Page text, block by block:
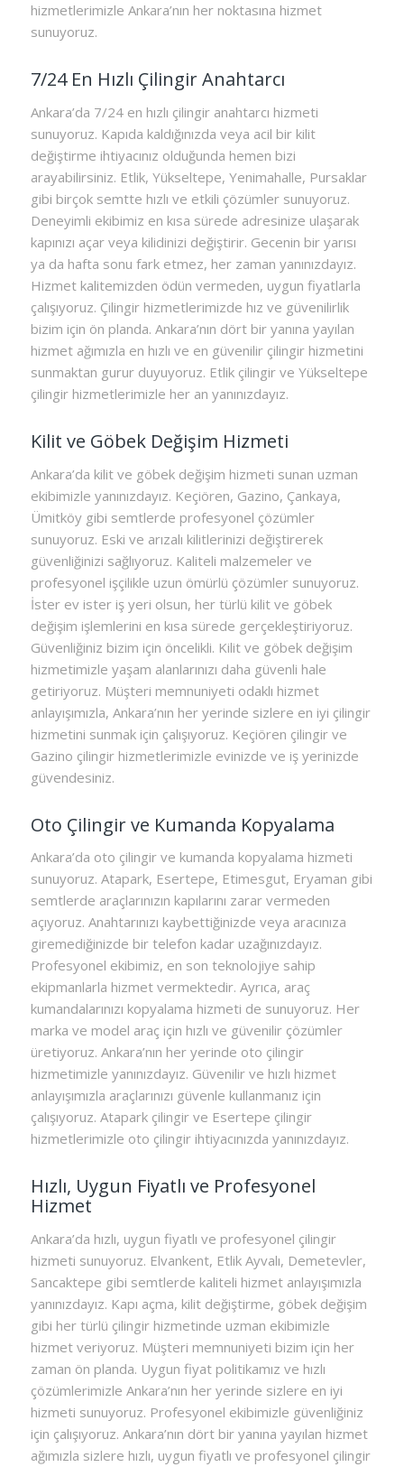
hizmetlerimizle Ankara’nın her noktasına hizmet
sunuyoruz.
7/24 En Hızlı Çilingir Anahtarcı
Ankara’da 7/24 en hızlı çilingir anahtarcı hizmeti
sunuyoruz. Kapıda kaldığınızda veya acil bir kilit
değiştirme ihtiyacınız olduğunda hemen bizi
arayabilirsiniz. Etlik, Yükseltepe, Yenimahalle, Pursaklar
gibi birçok semtte hızlı ve etkili çözümler sunuyoruz.
Deneyimli ekibimiz en kısa sürede adresinize ulaşarak
kapınızı açar veya kilidinizi değiştirir. Gecenin bir yarısı
ya da hafta sonu fark etmez, her zaman yanınızdayız.
Hizmet kalitemizden ödün vermeden, uygun fiyatlarla
çalışıyoruz. Çilingir hizmetlerimizde hız ve güvenilirlik
bizim için ön planda. Ankara’nın dört bir yanına yayılan
hizmet ağımızla en hızlı ve en güvenilir çilingir hizmetini
sunmaktan gurur duyuyoruz. Etlik çilingir ve Yükseltepe
çilingir hizmetlerimizle her an yanınızdayız.
Kilit ve Göbek Değişim Hizmeti
Ankara’da kilit ve göbek değişim hizmeti sunan uzman
ekibimizle yanınızdayız. Keçiören, Gazino, Çankaya,
Ümitköy gibi semtlerde profesyonel çözümler
sunuyoruz. Eski ve arızalı kilitlerinizi değiştirerek
güvenliğinizi sağlıyoruz. Kaliteli malzemeler ve
profesyonel işçilikle uzun ömürlü çözümler sunuyoruz.
İster ev ister iş yeri olsun, her türlü kilit ve göbek
değişim işlemlerini en kısa sürede gerçekleştiriyoruz.
Güvenliğiniz bizim için öncelikli. Kilit ve göbek değişim
hizmetimizle yaşam alanlarınızı daha güvenli hale
getiriyoruz. Müşteri memnuniyeti odaklı hizmet
anlayışımızla, Ankara’nın her yerinde sizlere en iyi çilingir
hizmetini sunmak için çalışıyoruz. Keçiören çilingir ve
Gazino çilingir hizmetlerimizle evinizde ve iş yerinizde
güvendesiniz.
Oto Çilingir ve Kumanda Kopyalama
Ankara’da oto çilingir ve kumanda kopyalama hizmeti
sunuyoruz. Atapark, Esertepe, Etimesgut, Eryaman gibi
semtlerde araçlarınızın kapılarını zarar vermeden
açıyoruz. Anahtarınızı kaybettiğinizde veya aracınıza
giremediğinizde bir telefon kadar uzağınızdayız.
Profesyonel ekibimiz, en son teknolojiye sahip
ekipmanlarla hizmet vermektedir. Ayrıca, araç
kumandalarınızı kopyalama hizmeti de sunuyoruz. Her
marka ve model araç için hızlı ve güvenilir çözümler
üretiyoruz. Ankara’nın her yerinde oto çilingir
hizmetimizle yanınızdayız. Güvenilir ve hızlı hizmet
anlayışımızla araçlarınızı güvenle kullanmanız için
çalışıyoruz. Atapark çilingir ve Esertepe çilingir
hizmetlerimizle oto çilingir ihtiyacınızda yanınızdayız.
Hızlı, Uygun Fiyatlı ve Profesyonel
Hizmet
Ankara’da hızlı, uygun fiyatlı ve profesyonel çilingir
hizmeti sunuyoruz. Elvankent, Etlik Ayvalı, Demetevler,
Sancaktepe gibi semtlerde kaliteli hizmet anlayışımızla
yanınızdayız. Kapı açma, kilit değiştirme, göbek değişim
gibi her türlü çilingir hizmetinde uzman ekibimizle
hizmet veriyoruz. Müşteri memnuniyeti bizim için her
zaman ön planda. Uygun fiyat politikamız ve hızlı
çözümlerimizle Ankara’nın her yerinde sizlere en iyi
hizmeti sunuyoruz. Profesyonel ekibimizle güvenliğiniz
için çalışıyoruz. Ankara’nın dört bir yanına yayılan hizmet
ağımızla sizlere hızlı, uygun fiyatlı ve profesyonel çilingir